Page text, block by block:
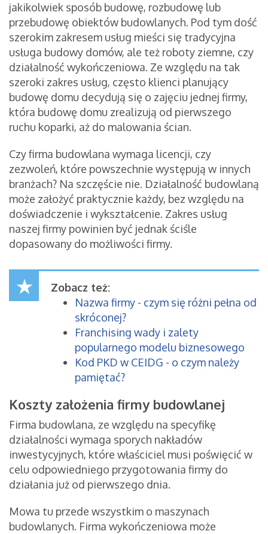
jakikolwiek sposób budowę, rozbudowę lub
przebudowę obiektów budowlanych. Pod tym dość
szerokim zakresem usług mieści się tradycyjna
usługa budowy domów, ale też roboty ziemne, czy
działalność wykończeniowa. Ze względu na tak
szeroki zakres usług, często klienci planujący
budowę domu decydują się o zajęciu jednej firmy,
która budowę domu zrealizują od pierwszego
ruchu koparki, aż do malowania ścian.
Czy firma budowlana wymaga licencji, czy
zezwoleń, które powszechnie występują w innych
branżach? Na szczęście nie. Działalność budowlaną
może założyć praktycznie każdy, bez względu na
doświadczenie i wykształcenie. Zakres usług
naszej firmy powinien być jednak ściśle
dopasowany do możliwości firmy.
Zobacz też:
Nazwa firmy - czym się różni pełna od
skróconej?
Franchising wady i zalety
popularnego modelu biznesowego
Kod PKD w CEIDG - o czym należy
pamiętać?
Koszty założenia firmy budowlanej
Firma budowlana, ze względu na specyfikę
działalności wymaga sporych nakładów
inwestycyjnych, które właściciel musi poświęcić w
celu odpowiedniego przygotowania firmy do
działania już od pierwszego dnia.
Mowa tu przede wszystkim o maszynach
budowlanych. Firma wykończeniowa może